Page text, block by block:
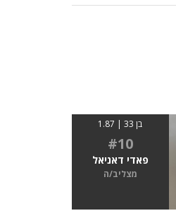
בן 33 | 1.87
#10
פאדי דאניאל
מצליב/ה